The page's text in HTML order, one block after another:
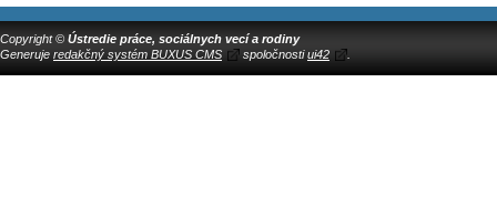
Copyright © Ústredie práce, sociálnych vecí a rodiny
Generuje redakčný systém BUXUS CMS spoločnostiui42